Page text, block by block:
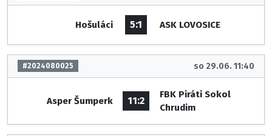
Hošuláci 5:1 ASK LOVOSICE
#2024080025 so 29.06. 11:40
Asper Šumperk 11:2
FBK Piráti Sokol
Chrudim